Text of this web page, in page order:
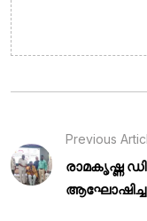
Previous
രാമകൃഷ്ണ